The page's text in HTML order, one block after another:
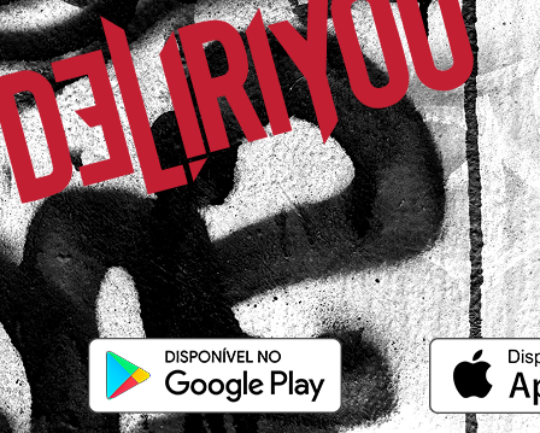
18/09/2025 às 22h28
Rio de Janeiro / RJ
Linda e estilosa, tô apaixonada pela
Ligia P.
Comprador Verificado
01/07/2025 às 16h11
Itabuna / BA
Amei